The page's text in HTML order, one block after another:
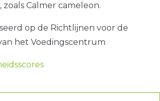
Calmer cameleon.
op de Richtlijnen voor de
het Voedingscentrum